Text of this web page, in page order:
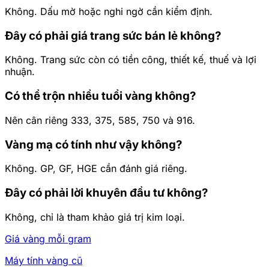
Không. Dấu mờ hoặc nghi ngờ cần kiểm định.
Đây có phải giá trang sức bán lẻ không?
Không. Trang sức còn có tiền công, thiết kế, thuế và lợi
nhuận.
Có thể trộn nhiều tuổi vàng không?
Nên cân riêng 333, 375, 585, 750 và 916.
Vàng mạ có tính như vậy không?
Không. GP, GF, HGE cần đánh giá riêng.
Đây có phải lời khuyên đầu tư không?
Không, chỉ là tham khảo giá trị kim loại.
Giá vàng mỗi gram
Máy tính vàng cũ